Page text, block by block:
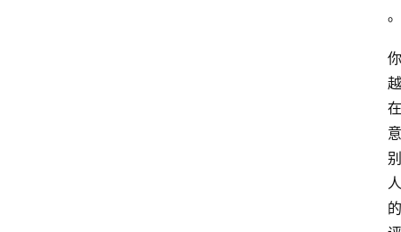
。
你
越
在
意
别
人
的